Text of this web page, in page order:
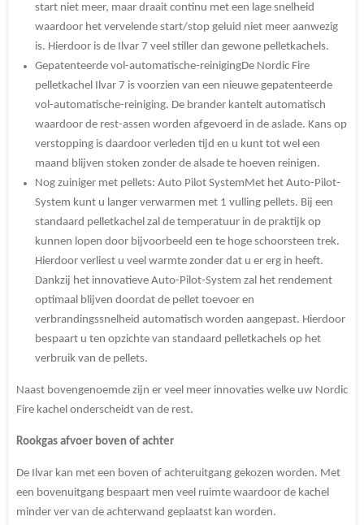
start niet meer, maar draait continu met een lage snelheid
waardoor het vervelende start/stop geluid niet meer aanwezig
is. Hierdoor is de Ilvar 7 veel stiller dan gewone pelletkachels.
Gepatenteerde vol-automatische-reinigingDe Nordic Fire
pelletkachel Ilvar 7 is voorzien van een nieuwe gepatenteerde
vol-automatische-reiniging. De brander kantelt automatisch
waardoor de rest-assen worden afgevoerd in de aslade. Kans op
verstopping is daardoor verleden tijd en u kunt tot wel een
maand blijven stoken zonder de alsade te hoeven reinigen.
Nog zuiniger met pellets: Auto Pilot System Met het Auto-Pilot-
System kunt u langer verwarmen met 1 vulling pellets. Bij een
standaard pelletkachel zal de temperatuur in de praktijk op
kunnen lopen door bijvoorbeeld een te hoge schoorsteen trek.
Hierdoor verliest u veel warmte zonder dat u er erg in heeft.
Dankzij het innovatieve Auto-Pilot-System zal het rendement
optimaal blijven doordat de pellet toevoer en
verbrandingssnelheid automatisch worden aangepast. Hierdoor
bespaart u ten opzichte van standaard pelletkachels op het
verbruik van de pellets.
Naast bovengenoemde zijn er veel meer innovaties welke uw Nordic
Fire kachel onderscheidt van de rest.
Rookgas afvoer boven of achter
De Ilvar kan met een boven of achteruitgang gekozen worden. Met
een bovenuitgang bespaart men veel ruimte waardoor de kachel
minder ver van de achterwand geplaatst kan worden.